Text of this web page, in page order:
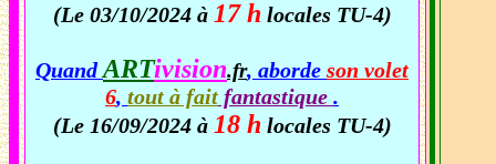
(Le 03/10/2024 à 17 h locales TU-4)
QuandARTivision.fr, aborde son volet
6, tout à fait fantastique .
(Le 16/09/2024 à 18 h locales TU-4)